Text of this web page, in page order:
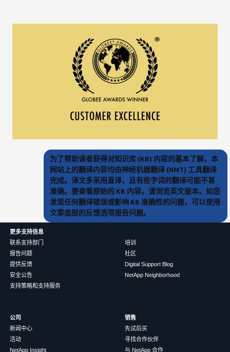
为了帮助读者获得对知识库 (KB) 内容的基本了解，本
网站上的翻译内容均由神经机器翻译 (NMT) 工具翻译
完成。译文多采用直译，且有些字词的翻译可能不甚
准确。要查看原始的 KB 内容，请浏览英文版本。如您
发现任何翻译错误或影响 KB 准确性的问题，可以使用
文章底部的反馈选项报告问题。
更多支持信息
联系支持部门
报告问题
提供反馈
安全公告
支持策略和支持服务
培训
社区
Digital Support Blog
NetApp Neighborhood
公司
新闻中心
活动
NetApp Insight
销售
先试后买
寻找合作伙伴
与 NetApp 合作